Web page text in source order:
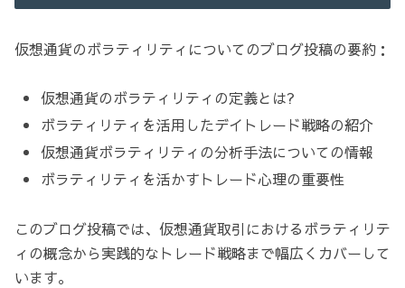
仮想通貨のボラティリティについてのブログ投稿の要約：
仮想通貨のボラティリティの定義とは?
ボラティリティを活用したデイトレード戦略の紹介
仮想通貨ボラティリティの分析手法についての情報
ボラティリティを活かすトレード心理の重要性
このブログ投稿では、仮想通貨取引におけるボラティリテ
ィの概念から実践的なトレード戦略まで幅広くカバーして
います。